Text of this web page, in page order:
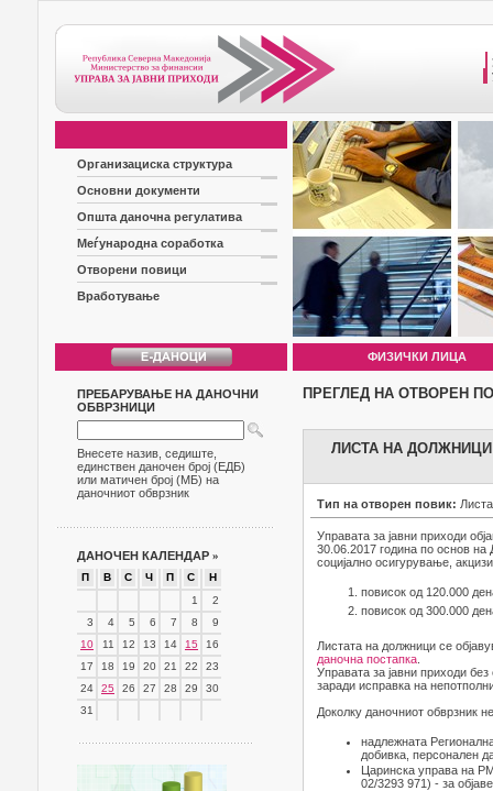
Организациска структура
Основни документи
Општа даночна регулатива
Меѓународна соработка
Отворени повици
Вработување
ФИЗИЧКИ ЛИЦА
ПРЕБАРУВАЊЕ НА ДАНОЧНИ
ОБВРЗНИЦИ
Внесете назив, седиште,
единствен даночен број (ЕДБ)
или матичен број (МБ) на
даночниот обврзник
ДАНОЧЕН КАЛЕНДАР »
П В С Ч П С
Н
1
2
3
4 5 6 7 8
9
10
11 12 13 14 15
16
17
18 19 20 21 22
23
24
25 26 27 28 29
30
31
ПРЕГЛЕД НА ОТВОРЕН
ЛИСТА НА ДОЛЖНИЦИ
Тип на отворен повик:
Управата за јавни приходи
30.06.2017 година по основ
социјално осигурување,
повисок од 120.000
повисок од 300.000
Листата на должници се
даночна постапка
Управата за јавни приходи
заради исправка на
Доколку даночниот обврзник
надлежната
добивка, персонален
Царинска управа на
02/3293 971) - за